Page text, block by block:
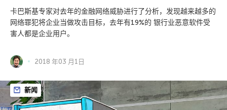
卡巴斯基专家对去年的金融网络威胁进行了分析，发现越来越多的
网络罪犯将企业当做攻击目标，去年有19%的 银行业恶意软件受
害人都是企业用户。
2018 年03 月1日
新闻